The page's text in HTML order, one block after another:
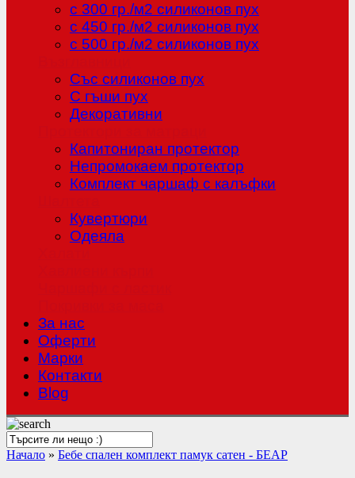
с 300 гр./м2 силиконов пух
с 450 гр./м2 силиконов пух
с 500 гр./м2 силиконов пух
Със силиконов пух
С гъши пух
Декоративни
Капитониран протектор
Непромокаем протектор
Комплект чаршаф с калъфки
Кувертюри
Одеяла
За нас
Оферти
Mарки
Контакти
Blog
Начало » Бебе спален комплект памук сатен - БЕАР